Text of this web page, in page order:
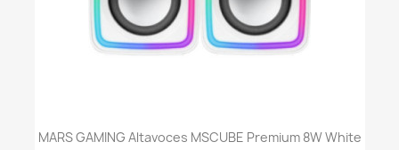
MARS GAMING Altavoces MSCUBE Premium 8W White